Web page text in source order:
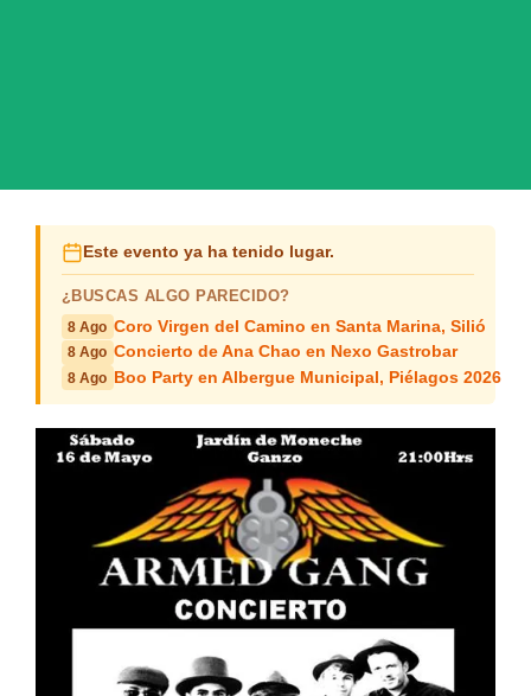
Este evento ya ha tenido lugar.
¿BUSCAS ALGO PARECIDO?
8 Ago Coro Virgen del Camino en Santa Marina, Silió
8 Ago Concierto de Ana Chao en Nexo Gastrobar
8 Ago Boo Party en Albergue Municipal, Piélagos 2026